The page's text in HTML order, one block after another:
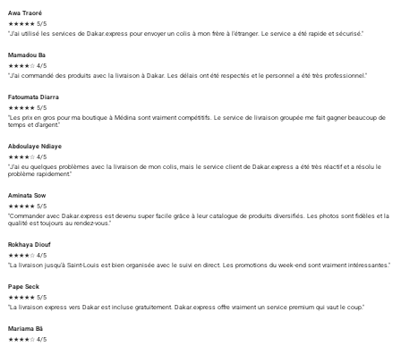
Awa Traoré
★★★★★ 5/5
"J'ai utilisé les services de Dakar.express pour envoyer un colis à mon frère à l'étranger. Le service a été rapide et sécurisé."
Mamadou Ba
★★★★☆ 4/5
"J'ai commandé des produits avec la livraison à Dakar. Les délais ont été respectés et le personnel a été très professionnel."
Fatoumata Diarra
★★★★★ 5/5
"Les prix en gros pour ma boutique à Médina sont vraiment compétitifs. Le service de livraison groupée me fait gagner beaucoup de
temps et d'argent."
Abdoulaye Ndiaye
★★★★☆ 4/5
"J'ai eu quelques problèmes avec la livraison de mon colis, mais le service client de Dakar.express a été très réactif et a résolu le
problème rapidement."
Aminata Sow
★★★★★ 5/5
"Commander avec Dakar.express est devenu super facile grâce à leur catalogue de produits diversifiés. Les photos sont fidèles et la
qualité est toujours au rendez-vous."
Rokhaya Diouf
★★★★☆ 4/5
"La livraison jusqu'à Saint-Louis est bien organisée avec le suivi en direct. Les promotions du week-end sont vraiment intéressantes."
Pape Seck
★★★★★ 5/5
"La livraison express vers Dakar est incluse gratuitement. Dakar.express offre vraiment un service premium qui vaut le coup."
Mariama Bâ
★★★★☆ 4/5